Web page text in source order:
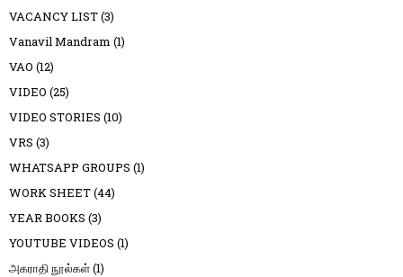
VACANCY LIST(3)
Vanavil Mandram (1)
VAO (12)
VIDEO (25)
VIDEO STORIES (10)
VRS (3)
WHATSAPP GROUPS (1)
WORK SHEET(44)
YEAR BOOKS (3)
YOUTUBE VIDEOS (1)
அகராதி நூல்கள்(1)